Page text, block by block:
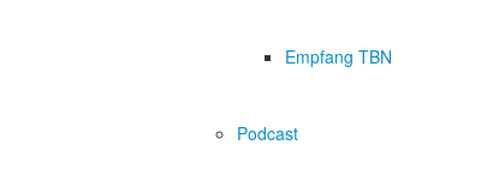
Empfang TBN
Podcast